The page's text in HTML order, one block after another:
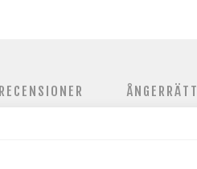
RECENSIONER ÅNGERRÄTT